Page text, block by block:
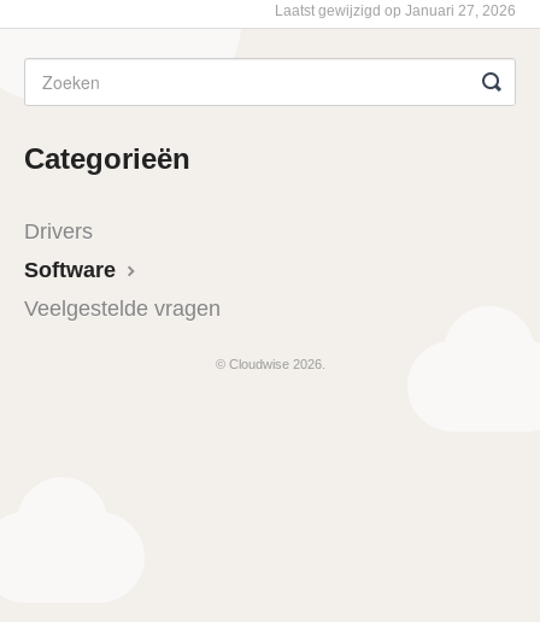
Laatst gewijzigd op Januari 27, 2026
Categorieën
Drivers
Software
Veelgestelde vragen
© Cloudwise 2026.